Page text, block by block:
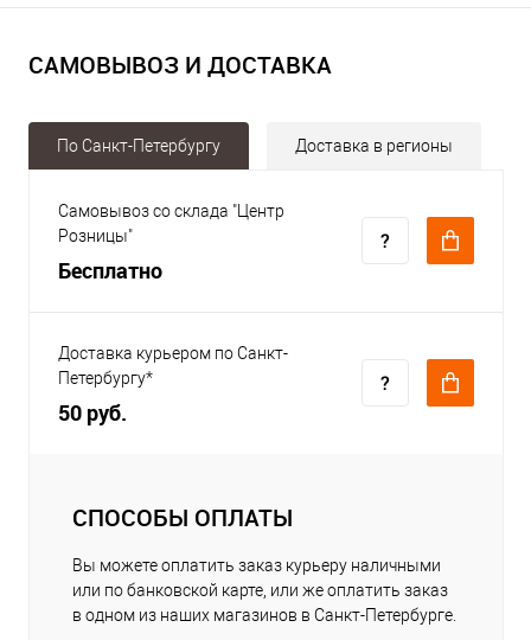
САМОВЫВОЗ И ДОСТАВКА
По Санкт-Петербургу Доставка в регионы
Самовывоз со склада "Центр
Розницы"
Бесплатно
Доставка курьером по Санкт-
Петербургу*
50 руб.
СПОСОБЫ ОПЛАТЫ
Вы можете оплатить заказ курьеру наличными
или по банковской карте, или же оплатить заказ
в одном из наших магазинов в Санкт-Петербурге.